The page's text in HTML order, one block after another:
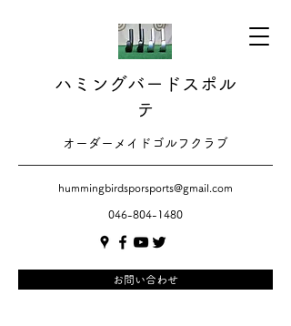
ハミングバードスポル
テ
​​オーダーメイドゴルフクラブ
hummingbirdsporsports@gmail.com
046-804-1480
お問い合わせ